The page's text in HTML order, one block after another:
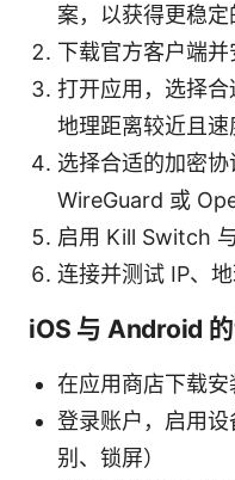
案，以获得更稳定
下载官方客户端并
打开应用，选择
地理距离较近且速
选择合适的加密
WireGuard 或
启用 Kill Switch
连接并测试 IP、
iOS 与 Android
在应用商店下载
登录账户，启用
别、锁屏）